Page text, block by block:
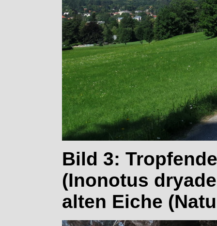
Bild 3:
(Inonotus
alten Eiche